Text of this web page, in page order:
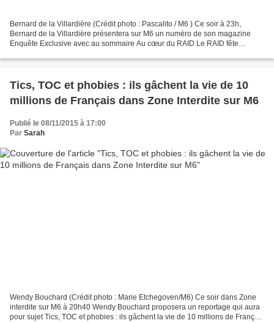
Bernard de la Villardière (Crédit photo : Pascalito / M6 ) Ce soir à 23h,
Bernard de la Villardière présentera sur M6 un numéro de son magazine
Enquête Exclusive avec au sommaire Au cœur du RAID Le RAID fête
Tics, TOC et phobies : ils gâchent la vie de 10
millions de Français dans Zone Interdite sur M6
Publié le 08/11/2015 à 17:00
Par Sarah
Wendy Bouchard (Crédit photo : Marie Etchegoven/M6) Ce soir dans Zone
interdite sur M6 à 20h40 Wendy Bouchard proposera un reportage qui aura
pour sujet Tics, TOC et phobies : ils gâchent la vie de 10 millions de Français